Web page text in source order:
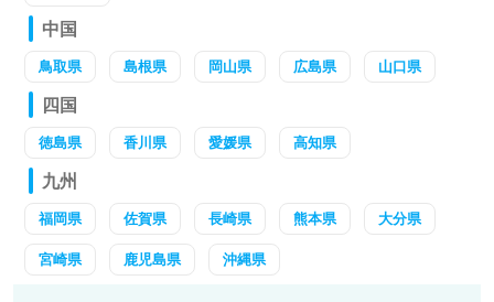
中国
鳥取県 島根県 岡山県 広島県 山口県
四国
徳島県 香川県 愛媛県 高知県
九州
福岡県 佐賀県 長崎県 熊本県 大分県
宮崎県 鹿児島県 沖縄県